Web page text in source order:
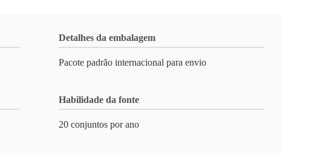
Detalhes da embalagem
Pacote padrão internacional para envio
Habilidade da fonte
20 conjuntos por ano